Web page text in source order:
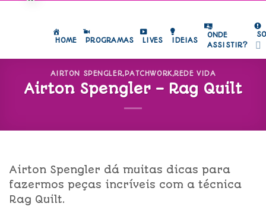
HOME PROGRAMAS LIVES IDEIAS
ONDE
ASSISTIR?
AIRTON SPENGLER, PATCHWORK,REDE VIDA
Airton Spengler – Rag Quilt
Airton Spengler dá muitas dicas para
fazermos peças incríveis com a técnica
Rag Quilt.